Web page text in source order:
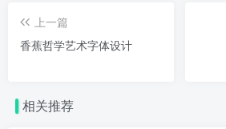
上一篇
香蕉哲学艺术字体设计
相关推荐